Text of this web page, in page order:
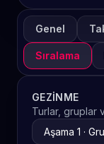
Genel
Sıralama
GEZINME
Turlar, gruplar